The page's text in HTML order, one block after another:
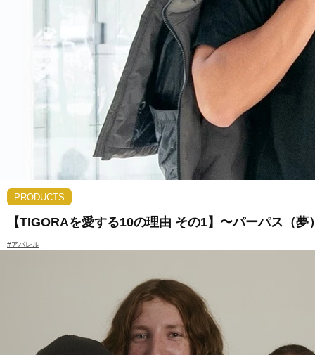
PRODUCTS
【TIGORAを愛する10の理由 その1】〜パーパス（
#アパレル